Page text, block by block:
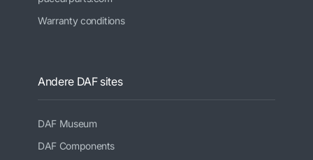
Warranty conditions
Andere DAF sites
DAF Museum
DAF Components